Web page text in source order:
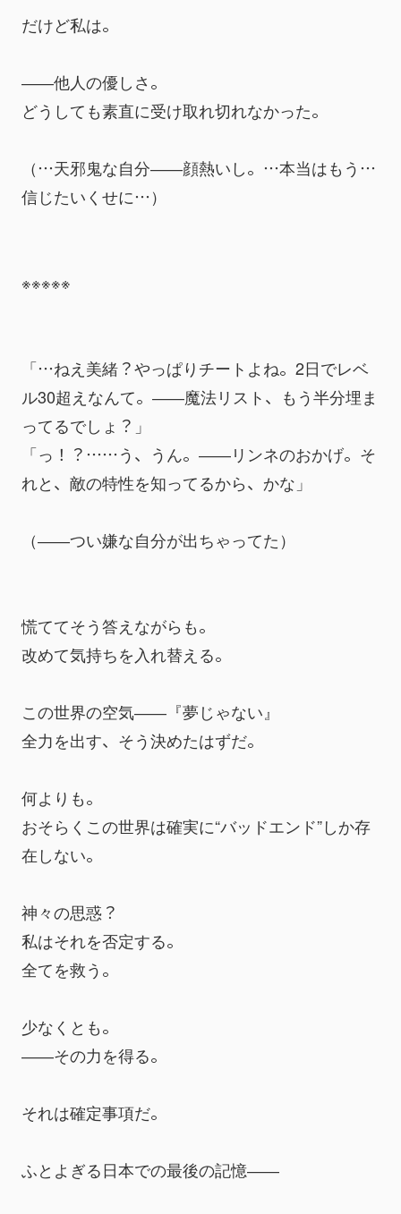
だけど私は。
――他人の優しさ。
どうしても素直に受け取れ切れなかった。
（…天邪鬼な自分――顔熱いし。…本当はもう…
信じたいくせに…）
※※※※※
「…ねえ美緒？やっぱりチートよね。2日でレベ
ル30超えなんて。――魔法リスト、もう半分埋ま
ってるでしょ？」
「っ！？……う、うん。――リンネのおかげ。そ
れと、敵の特性を知ってるから、かな」
（――つい嫌な自分が出ちゃってた）
慌ててそう答えながらも。
改めて気持ちを入れ替える。
この世界の空気――『夢じゃない』
全力を出す、そう決めたはずだ。
何よりも。
おそらくこの世界は確実に“バッドエンド”しか存
在しない。
神々の思惑？
私はそれを否定する。
全てを救う。
少なくとも。
――その力を得る。
それは確定事項だ。
ふとよぎる日本での最後の記憶――